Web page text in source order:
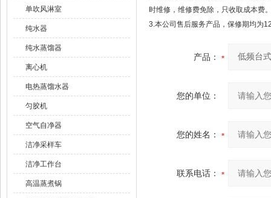
单吹风淋室
纯水器
纯水蒸馏器
离心机
电热蒸馏水器
匀胶机
空气自净器
洁净采样车
洁净工作台
高温蒸煮锅
时维修，维修费免除，只收取成本费
3.本公司售后服务产品，保修期均为
产品：
您的单位：
您的姓名：
联系电话：